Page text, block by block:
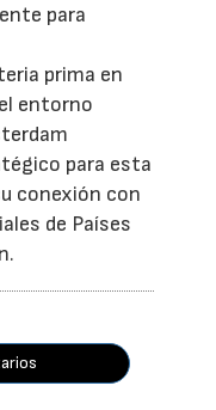
para
prima en
entorno
para esta
conexión con
de Países